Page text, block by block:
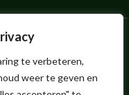
te verbeteren,
weer te geven en
vislabākās kvalitātes
veikals.
nav iespējama!) |